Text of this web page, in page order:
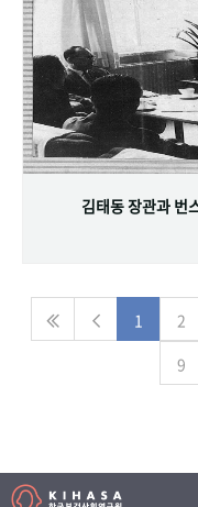
김태동 장관과 번
1 2
9